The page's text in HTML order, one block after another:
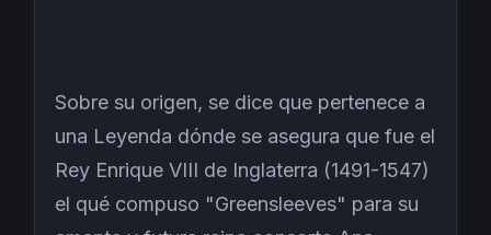
Sobre su origen, se dice que pertenece a
una Leyenda dónde se asegura que fue el
Rey Enrique VIII de Inglaterra (1491-1547)
el qué compuso "Greensleeves" para su